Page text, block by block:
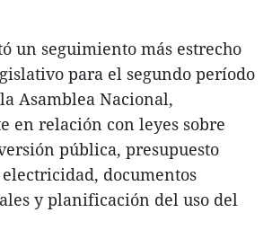
un seguimiento más estrecho
para el segundo período
Asamblea Nacional,
en relación con leyes sobre
pública, presupuesto
documentos
y planificación del uso del